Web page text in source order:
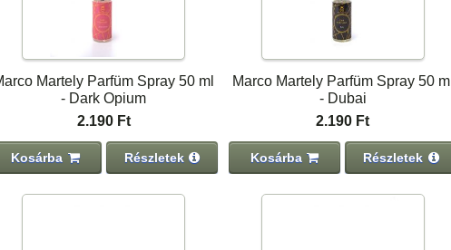
Martely Parfüm Spray 50 ml
- Dark Opium
2.190 Ft
Kosárba Részletek
Marco Martely Parfüm Spray 50 ml
- Dubai
2.190 Ft
Kosárba Részletek